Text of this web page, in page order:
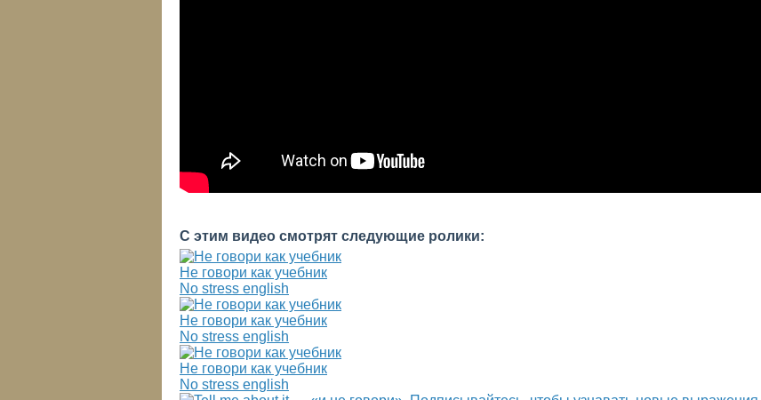
С этим видео смотрят следующие ролики:
Не говори как учебник
No stress english
Не говори как учебник
No stress english
Не говори как учебник
No stress english